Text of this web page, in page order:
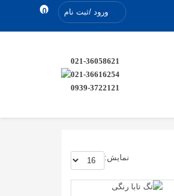
ورود /ثبت نام 0
021-36058621
021-36616254
0939-3722121
نمايش: